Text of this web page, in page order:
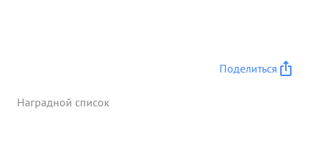
возникло 3 очага пожара, что подтвердил экипаж
Поделиться
Наградной список